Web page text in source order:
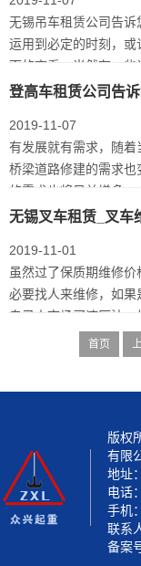
无锡吊车租赁公司告
运用到必定的时刻，
面的查看。当然有一
题，那么无…
登高车租赁公司告
2019-11-07
有发展就有需求，随着
桥梁道路修建的需求
的需求也将日益增多
和云梯车有…
无锡叉车租赁_叉车
2019-11-01
虽然过了保质期维修
必要找人来维修，如果
自己去市场买液压油
首页
版权
有限
地址
电话
手机
联系
备案